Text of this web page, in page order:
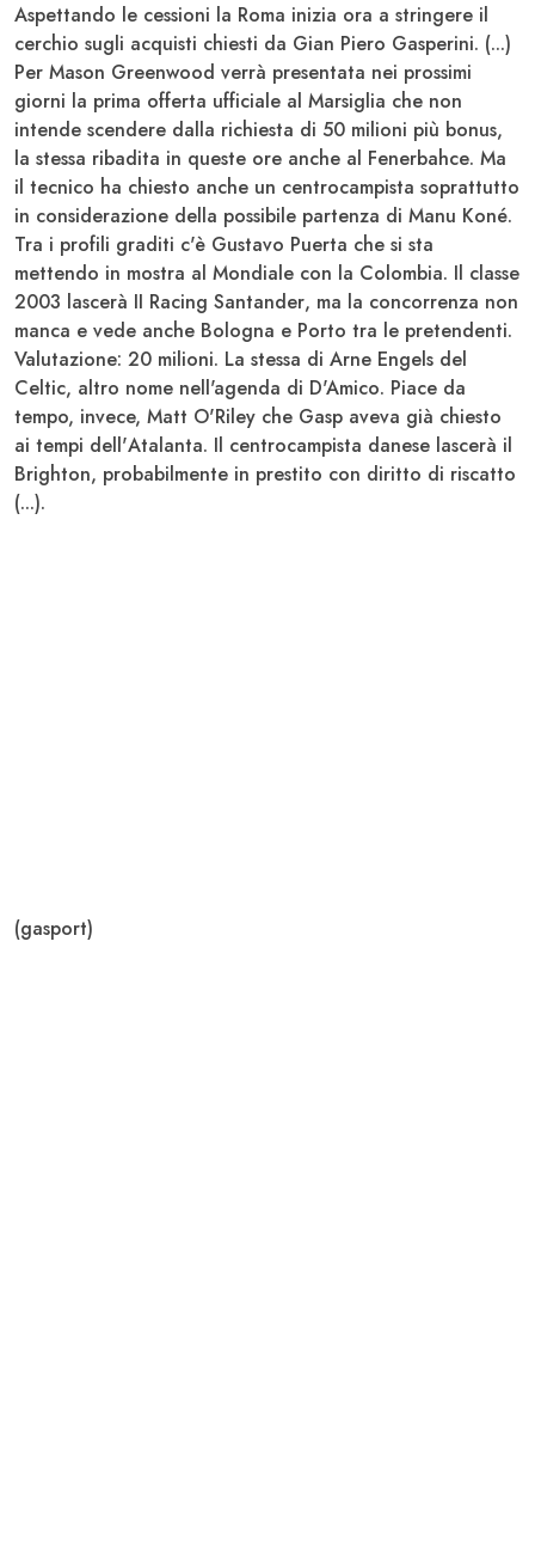
Aspettando le cessioni la Roma inizia ora a stringere il
cerchio sugli acquisti chiesti da Gian Piero Gasperini. (...)
Per Mason Greenwood verrà presentata nei prossimi
giorni la prima offerta ufficiale al Marsiglia che non
intende scendere dalla richiesta di 50 milioni più bonus,
la stessa ribadita in queste ore anche al Fenerbahce. Ma
il tecnico ha chiesto anche un centrocampista soprattutto
in considerazione della possibile partenza di Manu Koné.
Tra i profili graditi c'è Gustavo Puerta che si sta
mettendo in mostra al Mondiale con la Colombia. Il classe
2003 lascerà II Racing Santander, ma la concorrenza non
manca e vede anche Bologna e Porto tra le pretendenti.
Valutazione: 20 milioni. La stessa di Arne Engels del
Celtic, altro nome nell'agenda di D'Amico. Piace da
tempo, invece, Matt O'Riley che Gasp aveva già chiesto
ai tempi dell'Atalanta. Il centrocampista danese lascerà il
Brighton, probabilmente in prestito con diritto di riscatto
(...).
(gasport)